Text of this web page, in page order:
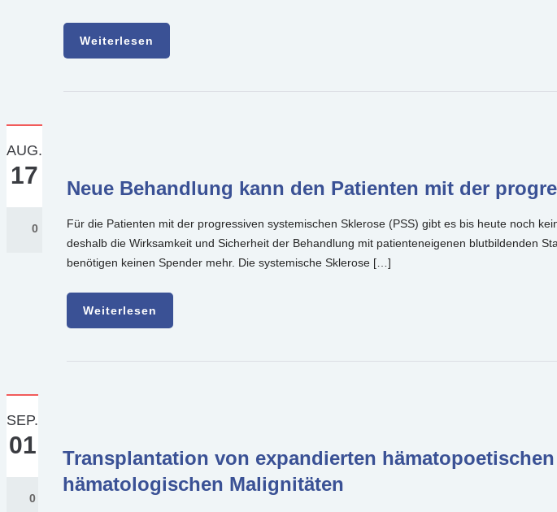
Weiterlesen
AUG.
17
0
Neue Behandlung kann den Patienten mit der
Für die Patienten mit der progressiven systemischen Sklerose (PSS) gibt es bis heute noch
deshalb die Wirksamkeit und Sicherheit der Behandlung mit patienteneigenen blutbildenden
benötigen keinen Spender mehr. Die systemische Sklerose […]
Weiterlesen
SEP.
01
0
Transplantation von expandierten
hämatologischen Malignitäten